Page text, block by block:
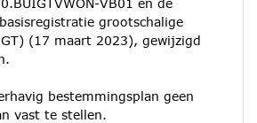
VB01 en de
grootschalige
(17 maart 2023), gewijzigd
bestemmingsplan geen
vast te stellen.